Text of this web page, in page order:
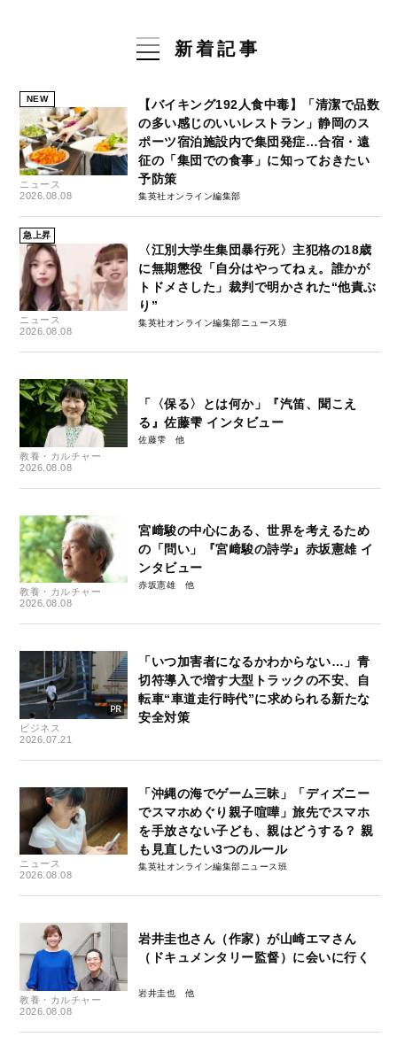
新着記事
NEW
ニュース
2026.08.08
【バイキング192人食中毒】「清潔で品数
の多い感じのいいレストラン」静岡のス
ポーツ宿泊施設内で集団発症…合宿・遠
征の「集団での食事」に知っておきたい
予防策
集英社オンライン編集部
急上昇
ニュース
2026.08.08
〈江別大学生集団暴行死〉主犯格の18歳
に無期懲役「自分はやってねぇ。誰かが
トドメさした」裁判で明かされた“他責ぶ
り”
集英社オンライン編集部ニュース班
教養・カルチャー
2026.08.08
「〈保る〉とは何か」『汽笛、聞こえ
る』佐藤雫 インタビュー
佐藤雫
教養・カルチャー
2026.08.08
宮﨑駿の中心にある、世界を考えるため
の「問い」『宮﨑駿の詩学』赤坂憲雄 イ
ンタビュー
赤坂憲雄
ビジネス
2026.07.21
「いつ加害者になるかわからない…」青
切符導入で増す大型トラックの不安、自
転車“車道走行時代”に求められる新たな
安全対策
ニュース
2026.08.08
「沖縄の海でゲーム三昧」「ディズニー
でスマホめぐり親子喧嘩」旅先でスマホ
を手放さない子ども、親はどうする？ 親
も見直したい3つのルール
集英社オンライン編集部ニュース班
教養・カルチャー
2026.08.08
岩井圭也さん（作家）が山崎エマさん
（ドキュメンタリー監督）に会いに行く
岩井圭也